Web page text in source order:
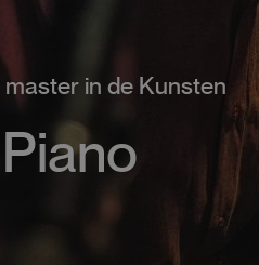
in de Kunsten